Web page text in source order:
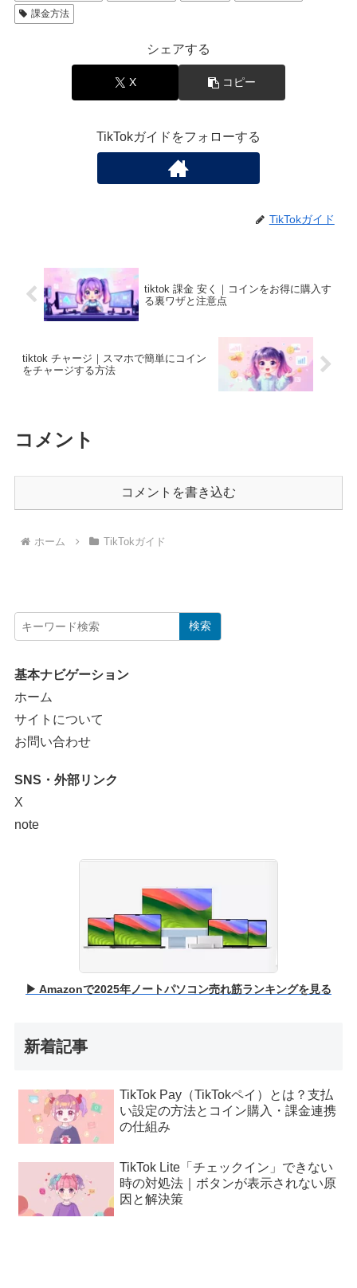
課金方法
シェアする
X コピー
TikTokガイドをフォローする
TikTokガイド
tiktok 課金 安く｜コインをお得に購入す
る裏ワザと注意点
tiktok チャージ｜スマホで簡単にコイン
をチャージする方法
コメント
コメントを書き込む
ホーム TikTokガイド
検索
基本ナビゲーション
ホーム
サイトについて
お問い合わせ
SNS・外部リンク
X
note
▶ Amazonで2025年ノートパソコン売れ筋ランキングを見る
新着記事
TikTok Pay（TikTokペイ）とは？支払
い設定の方法とコイン購入・課金連携
の仕組み
TikTok Lite「チェックイン」できない
時の対処法｜ボタンが表示されない原
因と解決策